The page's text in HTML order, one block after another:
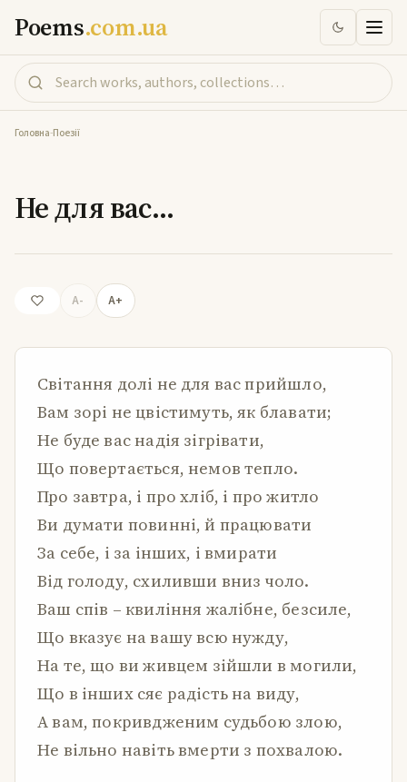
Poems.com.ua
Головна-Поезії
Не для вас…
A- A+
Світання долі не для вас прийшло,
Вам зорі не цвістимуть, як блавати;
Не буде вас надія зігрівати,
Що повертається, немов тепло.
Про завтра, і про хліб, і про житло
Ви думати повинні, й працювати
За себе, і за інших, і вмирати
Від голоду, схиливши вниз чоло.
Ваш спів – квиління жалібне, безсиле,
Що вказує на вашу всю нужду,
На те, що ви живцем зійшли в могили,
Що в інших сяє радість на виду,
А вам, покривдженим судьбою злою,
Не вільно навіть вмерти з похвалою.